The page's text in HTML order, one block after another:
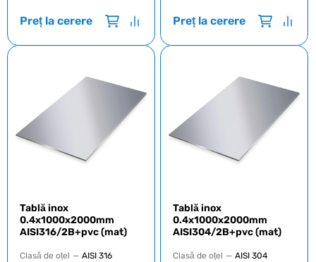
Preț la cerere Preț la cerere
Tablă inox
0.4x1000x2000mm
AISI316/2B+pvc (mat)
Clasă de oțel — AISI 316
Tablă inox
0.4x1000x2000mm
AISI304/2B+pvc (mat)
Clasă de oțel — AISI 304